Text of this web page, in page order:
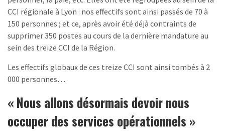
CCI régionale à Lyon : nos effectifs sont ainsi passés de 70 à
150 personnes ; et ce, après avoir été déjà contraints de
supprimer 350 postes au cours de la dernière mandature au
sein des treize CCI de la Région.
Les effectifs globaux de ces treize CCI sont ainsi tombés à 2
000 personnes…
« Nous allons désormais devoir nous
occuper des services opérationnels »